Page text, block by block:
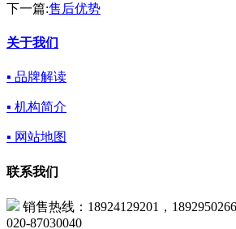
下一篇:售后优势
关于我们
▪ 品牌解读
▪ 机构简介
▪ 网站地图
联系我们
销售热线：18924129201，
020-87030040